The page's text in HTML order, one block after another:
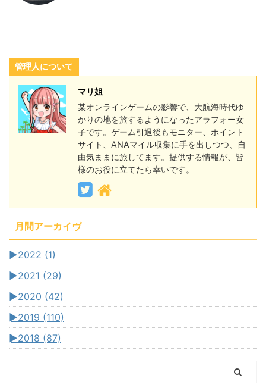
管理人について
マリ姐
某オンラインゲームの影響で、大航海時代ゆ
かりの地を旅するようになったアラフォー女
子です。ゲーム引退後もモニター、ポイント
サイト、ANAマイル収集に手を出しつつ、自
由気ままに旅してます。提供する情報が、皆
様のお役に立てたら幸いです。
月間アーカイヴ
►2022 (1)
►2021 (29)
►2020 (42)
►2019 (110)
►2018 (87)